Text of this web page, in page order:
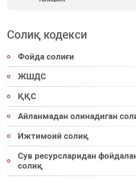
Солиқ кодекси
Фойда солиғи
ЖШДС
ҚҚС
Айланмадан олинадиган
Ижтимоий солиқ
Сув ресурсларидан
солиқ